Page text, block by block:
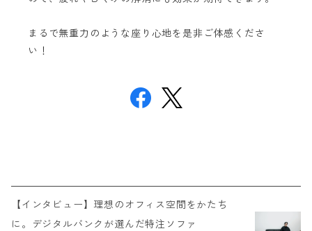
まるで無重力のような座り心地を是非ご体感くださ
い！
【インタビュー】理想のオフィス空間をかたち
に。デジタルバンクが選んだ特注ソファ